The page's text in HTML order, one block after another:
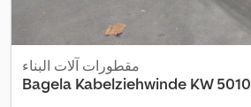
مقطورات آلات البناء
Bagela Kabelziehwinde KW 5010